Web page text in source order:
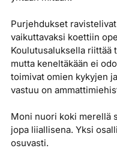
Purjehdukset
vaikuttavaksi koettiin
Koulutusaluksella riittää
mutta keneltäkään ei
toimivat omien kykyjen
vastuu on
Moni nuori koki merellä
jopa liiallisena. Yksi
osuvasti.